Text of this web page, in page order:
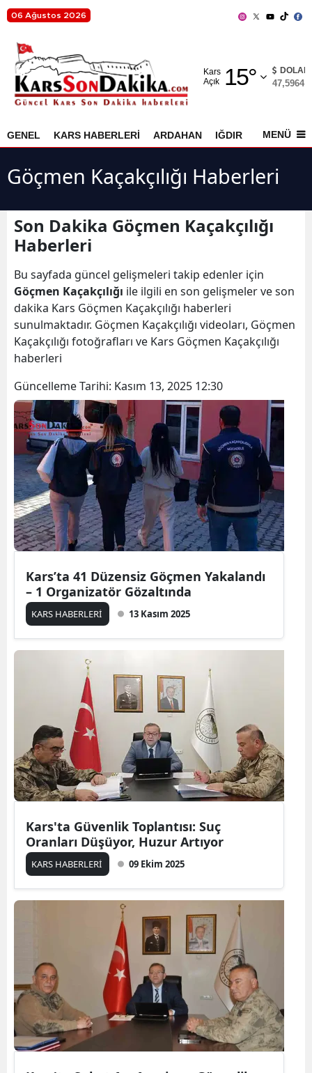
06 Ağustos 2026
Kars
Açık
15°
Adıyaman
Ağrı
Ankara
Antalya
Aydın
Balıkesir
Bilecik
Bitlis
Bolu
Burdur
Bursa
Çanakkale
Çankırı
Çorum
Denizli
Edirne
Erzurum
Eskişehir
Gaziantep
Gümüşhane
Hatay
Isparta
Mersin
İstanbul
İzmir
Kars
Kastamonu
DOLAR
47,5964
GENEL KARS HABERLERİ ARDAHAN IĞDIR AKYAKA
MENÜ
Göçmen Kaçakçılığı Haberleri
Son Dakika Göçmen Kaçakçılığı
Haberleri
Bu sayfada güncel gelişmeleri takip edenler için
Göçmen Kaçakçılığı ile ilgili en son gelişmeler ve son
dakika Kars Göçmen Kaçakçılığı haberleri
sunulmaktadır. Göçmen Kaçakçılığı videoları, Göçmen
Kaçakçılığı fotoğrafları ve Kars Göçmen Kaçakçılığı
haberleri
Güncelleme Tarihi: Kasım 13, 2025 12:30
Kars’ta 41 Düzensiz Göçmen Yakalandı
– 1 Organizatör Gözaltında
KARS HABERLERİ 13 Kasım 2025
Kars'ta Güvenlik Toplantısı: Suç
Oranları Düşüyor, Huzur Artıyor
KARS HABERLERİ 09 Ekim 2025